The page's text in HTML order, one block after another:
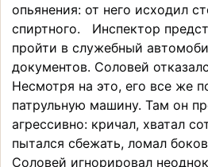
опьянения: от него исходил
спиртного. Инспектор
пройти в служебный
документов. Соловей
Несмотря на это, его все же
патрульную машину. Там он
агрессивно: кричал, хватал
пытался сбежать, ломал
Соловей игнорировал